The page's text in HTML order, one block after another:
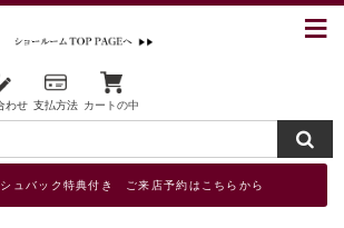
わせ 支払方法 カートの中
ュバック特典付き ご来店予約はこちらから